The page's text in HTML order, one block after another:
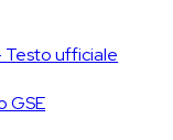
Testo ufficiale
GSE